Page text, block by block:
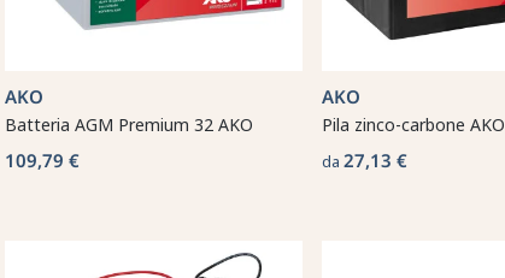
AKO
Batteria AGM Premium 32 AKO
109,79 €
AKO
Pila zinco-carbone AKO
da 27,13 €